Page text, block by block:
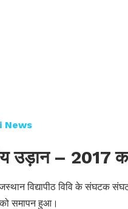
News
उड़ान – 2017
विद्यापीठ विवि के संघटक
को समापन हुआ।